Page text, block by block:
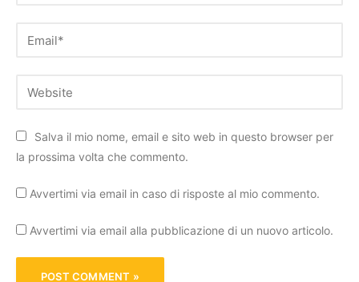
Salva il mio nome, email e sito web in questo browser per
la prossima volta che commento.
Avvertimi via email in caso di risposte al mio commento.
Avvertimi via email alla pubblicazione di un nuovo articolo.